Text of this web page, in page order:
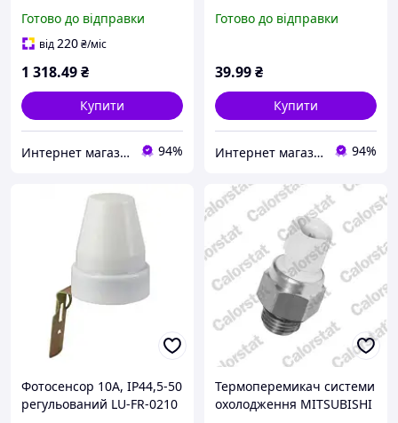
Готово до відправки
від220₴/міс
1 318.49₴
Купити
Интернет магазин "E-To4Ka" 94%
Готово до відправки
39.99₴
Купити
Интернет магазин "E-To4Ka" 94%
Фотосенсор 10А, IP44,5-50
регульований LU-FR-0210
Термоперемикач системи
охолодження MITSUBISHI